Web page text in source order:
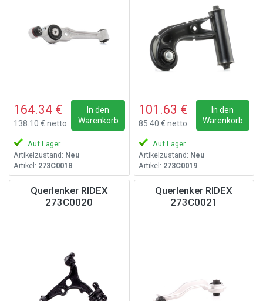
164.34 €
138.10 € netto
In den
Warenkorb
Auf Lager
Artikelzustand: Neu
Artikel: 273C0018
101.63 €
85.40 € netto
In den
Warenkorb
Auf Lager
Artikelzustand: Neu
Artikel: 273C0019
Querlenker RIDEX
273C0020
Querlenker RIDEX
273C0021